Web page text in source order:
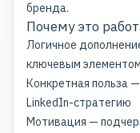
бренда.
Почему это
Логичное
ключевым
Конкретная польза
LinkedIn-стратегию
Мотивация —